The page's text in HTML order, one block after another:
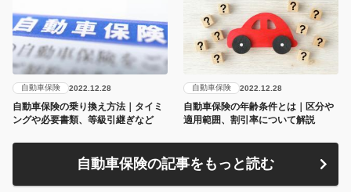
自動車保険 2022.12.28
自動車保険の乗り換え方法｜タイミ
ングや必要書類、等級引継ぎなど
自動車保険 2022.12.28
自動車保険の年齢条件とは｜区分や
適用範囲、割引率について解説
自動車保険の記事をもっと読む